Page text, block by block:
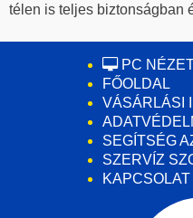
télen is teljes biztonságban
PC
FŐOLDAL
VÁSÁRLÁSI
SEGÍTSÉG
SZERVÍZ
KAPCSOLAT